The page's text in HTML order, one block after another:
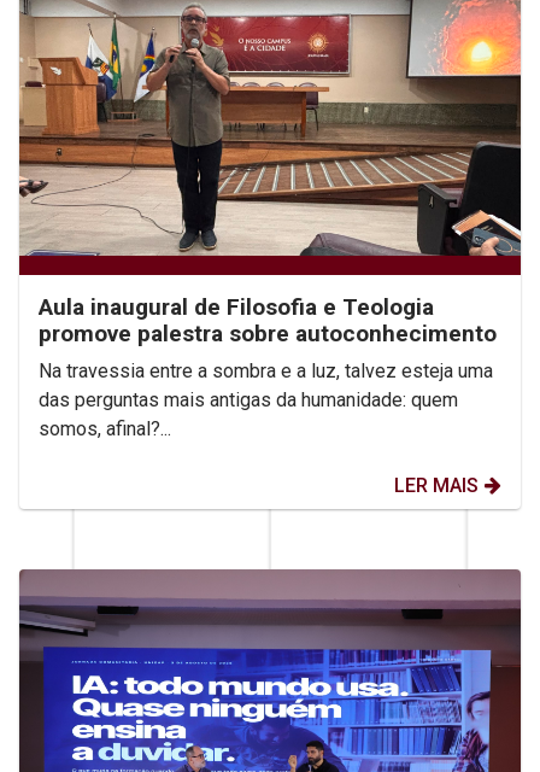
Aula inaugural de Filosofia e Teologia
promove palestra sobre autoconhecimento
Na travessia entre a sombra e a luz, talvez esteja uma
das perguntas mais antigas da humanidade: quem
somos, afinal?...
LER MAIS